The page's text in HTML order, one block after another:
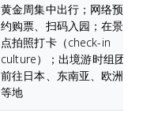
黄金周集中出行；网络预
约购票、扫码入园；在景
点拍照打卡（check-in
culture）；出境游时组团
前往日本、东南亚、欧洲
等地